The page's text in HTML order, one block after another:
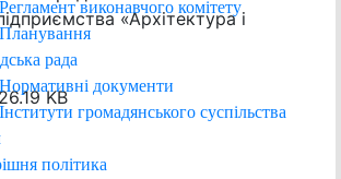
Регламент виконавчого комітету
Планування
рада
Нормативні документи
Інститути громадянського суспільства
політика
«Архітектура і
KB